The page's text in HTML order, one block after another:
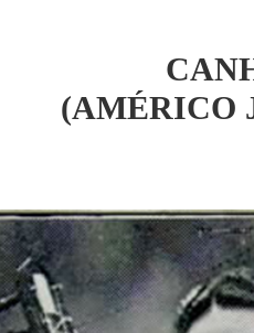
(AMÉRICO